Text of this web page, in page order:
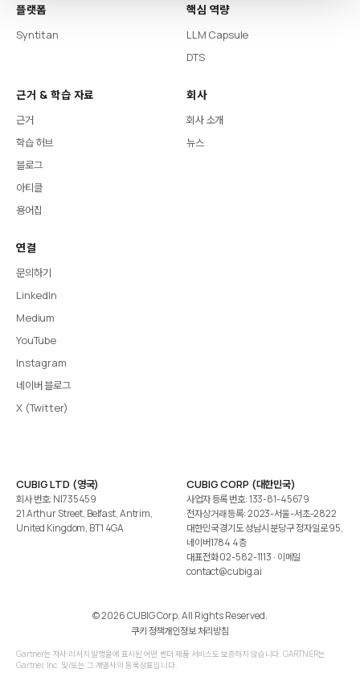
플랫폼
Syntitan
핵심 역량
LLM Capsule
DTS
근거 & 학습 자료
근거
학습 허브
블로그
아티클
용어집
회사
회사 소개
뉴스
연결
문의하기
LinkedIn
Medium
YouTube
Instagram
네이버 블로그
X (Twitter)
CUBIG LTD (영국)
회사 번호: NI735459
21 Arthur Street, Belfast, Antrim,
United Kingdom, BT1 4GA
CUBIG CORP (대한민국)
사업자 등록 번호: 133-81-45679
전자상거래 등록: 2023-서울-서초-2822
대한민국 경기도 성남시 분당구 정자일로 95,
네이버1784 4층
대표전화02-582-1113 · 이메일
contact@cubig.ai
©️ 2026 CUBIG Corp. All Rights Reserved.
쿠키 정책개인정보 처리방침
Gartner는 자사 리서치 발행물에 표시된 어떤 벤더·제품·서비스도 보증하지 않습니다. GARTNER는
Gartner, Inc. 및/또는 그 계열사의 등록상표입니다.